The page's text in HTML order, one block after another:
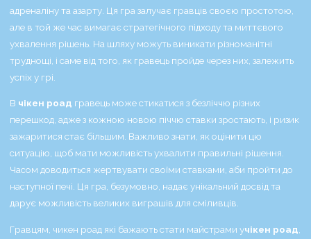
адреналіну та азарту. Ця гра залучає гравців своєю простотою,
але в той же час вимагає стратегічного підходу та миттєвого
ухвалення рішень. На шляху можуть виникати різноманітні
труднощі, і саме від того, як гравець пройде через них, залежить
успіх у грі.
В чікен роад гравець може стикатися з безліччю різних
перешкод, адже з кожною новою піччю ставки зростають, і ризик
зажаритися стає більшим. Важливо знати, як оцінити цю
ситуацію, щоб мати можливість ухвалити правильні рішення.
Часом доводиться жертвувати своїми ставками, аби пройти до
наступної печі. Ця гра, безумовно, надає унікальний досвід та
дарує можливість великих виграшів для сміливців.
Гравцям, чикен роад які бажають стати майстрами учікен роад